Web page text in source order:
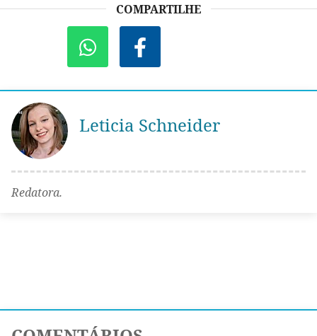
COMPARTILHE
Leticia Schneider
Redatora.